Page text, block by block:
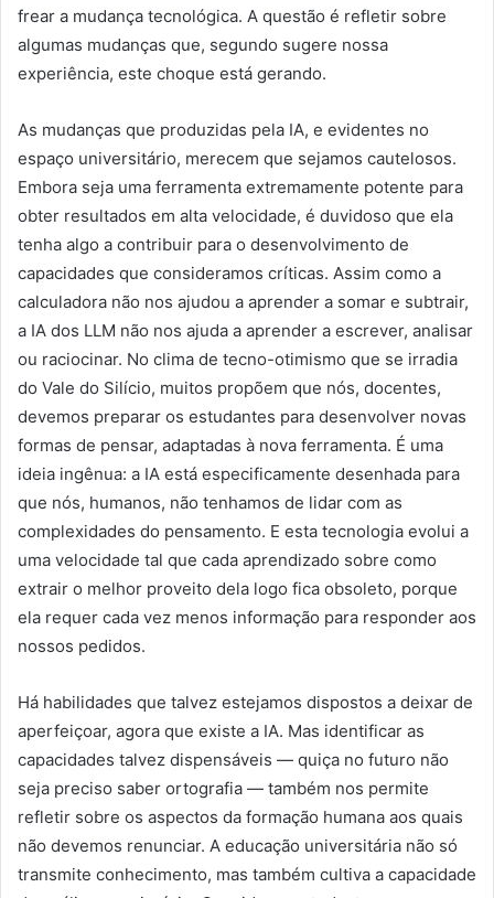
frear a mudança tecnológica. A questão é refletir sobre
algumas mudanças que, segundo sugere nossa
experiência, este choque está gerando.
As mudanças que produzidas pela IA, e evidentes no
espaço universitário, merecem que sejamos cautelosos.
Embora seja uma ferramenta extremamente potente para
obter resultados em alta velocidade, é duvidoso que ela
tenha algo a contribuir para o desenvolvimento de
capacidades que consideramos críticas. Assim como a
calculadora não nos ajudou a aprender a somar e subtrair,
a IA dos LLM não nos ajuda a aprender a escrever, analisar
ou raciocinar. No clima de tecno-otimismo que se irradia
do Vale do Silício, muitos propõem que nós, docentes,
devemos preparar os estudantes para desenvolver novas
formas de pensar, adaptadas à nova ferramenta. É uma
ideia ingênua: a IA está especificamente desenhada para
que nós, humanos, não tenhamos de lidar com as
complexidades do pensamento. E esta tecnologia evolui a
uma velocidade tal que cada aprendizado sobre como
extrair o melhor proveito dela logo fica obsoleto, porque
ela requer cada vez menos informação para responder aos
nossos pedidos.
Há habilidades que talvez estejamos dispostos a deixar de
aperfeiçoar, agora que existe a IA. Mas identificar as
capacidades talvez dispensáveis — quiça no futuro não
seja preciso saber ortografia — também nos permite
refletir sobre os aspectos da formação humana aos quais
não devemos renunciar. A educação universitária não só
transmite conhecimento, mas também cultiva a capacidade